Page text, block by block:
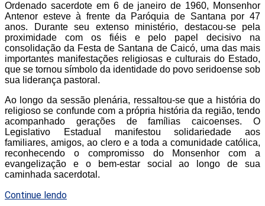
Ordenado sacerdote em 6 de janeiro de 1960, Monsenhor
Antenor esteve à frente da Paróquia de Santana por 47
anos. Durante seu extenso ministério, destacou-se pela
proximidade com os fiéis e pelo papel decisivo na
consolidação da Festa de Santana de Caicó, uma das mais
importantes manifestações religiosas e culturais do Estado,
que se tornou símbolo da identidade do povo seridoense sob
sua liderança pastoral.
Ao longo da sessão plenária, ressaltou-se que a história do
religioso se confunde com a própria história da região, tendo
acompanhado gerações de famílias caicoenses. O
Legislativo Estadual manifestou solidariedade aos
familiares, amigos, ao clero e a toda a comunidade católica,
reconhecendo o compromisso do Monsenhor com a
evangelização e o bem-estar social ao longo de sua
caminhada sacerdotal.
Continue lendo